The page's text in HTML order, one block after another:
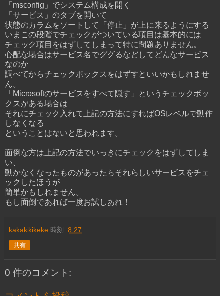
「msconfig」でシステム構成を開く
「サービス」のタブを開いて
状態のカラムをソートして「停止」が上に来るようにする
いまこの段階でチェックがついている項目は基本的には
チェック項目をはずしてしまって特に問題ありません。
心配な場合はサービス名でググるなどしてどんなサービス
なのか
調べてからチェックボックスをはずすといいかもしれませ
ん。
「Microsoftのサービスをすべて隠す」というチェックボッ
クスがある場合は
それにチェック入れて上記の方法にすればOSレベルで動作
しなくなる
ということはないと思われます。
面倒な方は上記の方法でいっきにチェックをはずしてしま
い、
動かなくなったものがあったらそれらしいサービスをチェ
ックしたほうが
簡単かもしれません。
もし面倒であれば一度お試しあれ！
kakakikikeke 時刻: 8:27
共有
0 件のコメント: